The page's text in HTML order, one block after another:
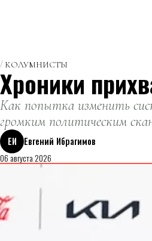
КОЛУМНИСТЫ
Хроники
Как попытка изменить
громким политическим
ЕИ
Евгений Ибрагимов
06 августа 2026